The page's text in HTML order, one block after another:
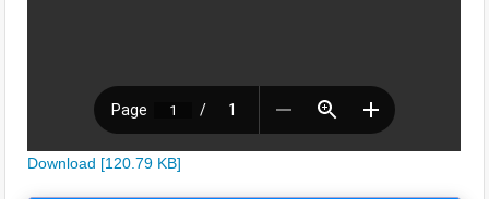
Download [120.79 KB]